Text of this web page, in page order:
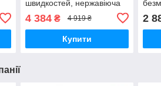
швидкостей, нержавіюча
4 384₴ 4 919 ₴
Купити
л, 8
2